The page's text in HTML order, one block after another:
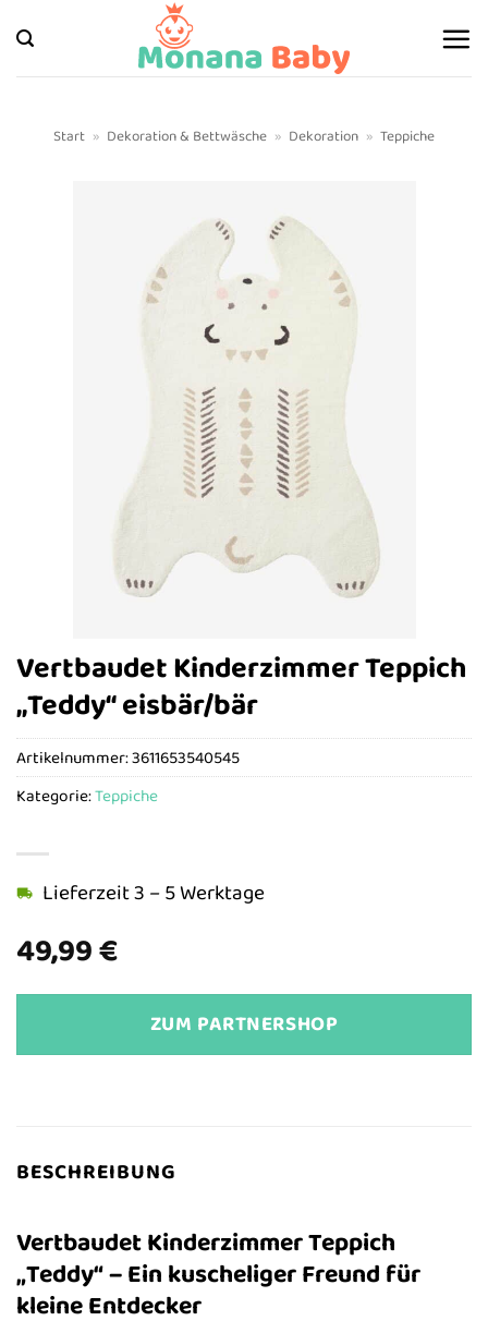
Inhalt
springen
Start » Dekoration & Bettwäsche » Dekoration » Teppiche
Vertbaudet Kinderzimmer Teppich
„Teddy“ eisbär/bär
49,99€
Lieferzeit 3 – 5 Werktage
ZUM PARTNERSHOP
Artikelnummer:3611653540545
Kategorie:Teppiche
BESCHREIBUNG
Vertbaudet Kinderzimmer Teppich
„Teddy“ – Ein kuscheliger Freund für
kleine Entdecker